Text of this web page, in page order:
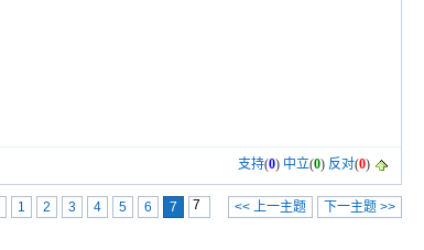
支持(0) 中立(0) 反对(0)
下一主题 >>
<< 上一主题
1 2 3 4 5 6 7